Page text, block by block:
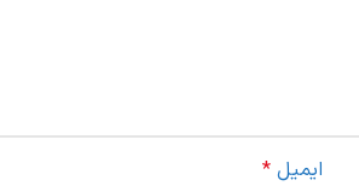
ایمیل *